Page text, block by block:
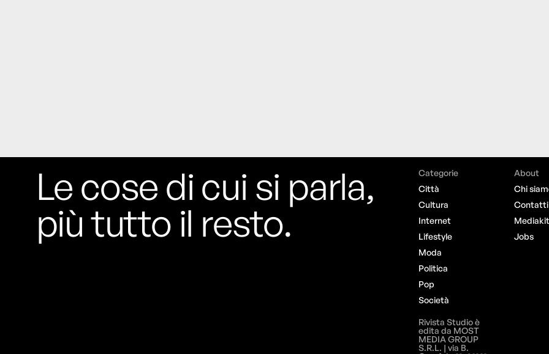
Le cose di cui si parla,
più tutto il resto.
Categorie
Città
Cultura
Internet
Lifestyle
Moda
Politica
Pop
Società
About
Chi
Contatti
Mediakit
Jobs
Rivista Studio è
edita da MOST
MEDIA GROUP
S.R.L. | via B.